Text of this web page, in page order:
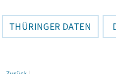
THÜRINGER DATEN